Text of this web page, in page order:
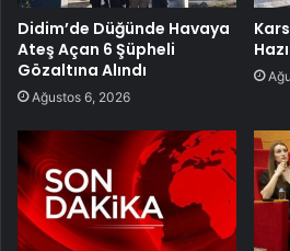
Didim’de Düğünde Havaya
Ateş Açan 6 Şüpheli
Gözaltına Alındı
Ağustos 6, 2026